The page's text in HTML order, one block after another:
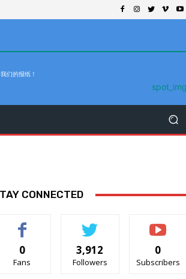
们的报纸！
CONNECTED
0
Fans
3,912
Followers
0
Subscribers